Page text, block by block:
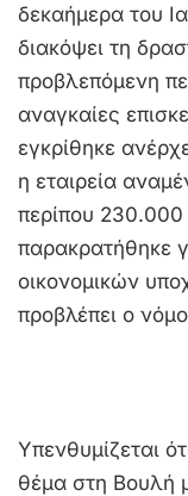
δεκαήμερα του
διακόψει τη
προβλεπόμενη
αναγκαίες
εγκρίθηκε
η εταιρεία
περίπου
παρακρατήθηκε
οικονομικών
προβλέπει ο
Υπενθυμίζεται
θέμα στη Βουλή